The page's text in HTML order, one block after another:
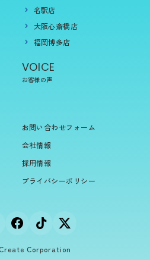
名駅店
大阪心斎橋店
福岡博多店
VOICE
お客様の声
お問い合わせフォーム
会社情報
採用情報
プライバシーポリシー
Corporation